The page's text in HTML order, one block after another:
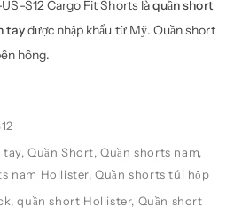
S12 Cargo Fit Shorts làquần short
tayđược nhập khẩu từ Mỹ. Quần short
hông.
tay,Quần Short,Quần shorts nam,
nam Hollister,Quần shorts túi hộp
,quần short Hollister, Quần short